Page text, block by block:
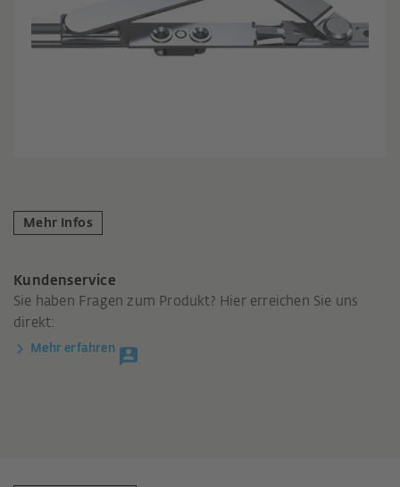
Mehr Infos
Kundenservice
Sie haben Fragen zum Produkt? Hier erreichen Sie uns
direkt:
Mehr erfahren